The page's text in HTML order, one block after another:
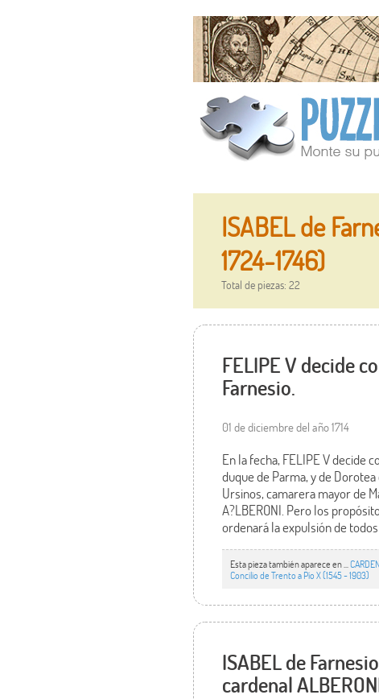
ISABEL de
1724-1746)
Total de piezas: 22
FELIPE V decide
Farnesio.
01 de diciembre del año 1714
En la fecha, FELIPE V decide
duque de Parma, y de
Ursinos, camarera mayor de
A?LBERONI. Pero los
ordenará la expulsión de
Esta pieza también aparece en ...
Concilio de Trento a Pío X (1545 - 1903)
ISABEL de
cardenal